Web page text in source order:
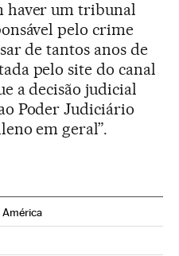
haver um tribunal
pelo crime
de tantos anos de
pelo site do canal
a decisão judicial
Poder Judiciário
em geral”.
América
Twitter
en Instagram
Brasil en Facebook